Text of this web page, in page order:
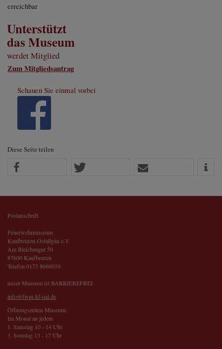
erreichbar
Unterstützt
das Museum
werdet Mitglied
Zum Mitgliedsantrag
Schauen Sie einmal vorbei
Diese Seite teilen
Postanschrift
Feuerwehrmuseum
Kaufbeuren-Ostallgäu e.V.
Am Bleichanger 50
87600 Kaufbeuren
Telefon 0173 8660010
unser Museum ist BARRIEREFREI
info@fwm-kf-oal.de
Öffnungszeiten Museum:
Im Monat an jedem
1. Samstag 10 - 14 Uhr
3. Sonntag 13 - 17 Uhr